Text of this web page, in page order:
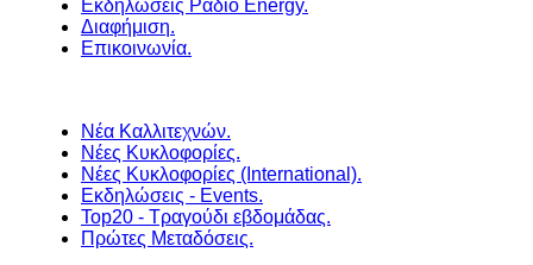
Εκδηλώσεις Ράδιο Energy.
Διαφήμιση.
Επικοινωνία.
Νέα Καλλιτεχνών.
Νέες Κυκλοφορίες.
Νέες Κυκλοφορίες (International).
Εκδηλώσεις - Events.
Top20 - Τραγούδι εβδομάδας.
Πρώτες Μεταδόσεις.